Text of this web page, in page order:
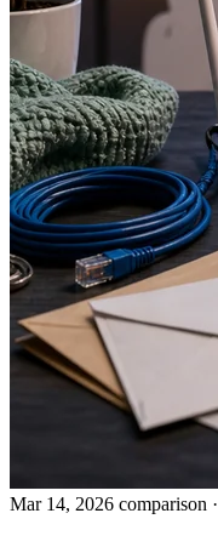
Mar 14, 2026 comparison